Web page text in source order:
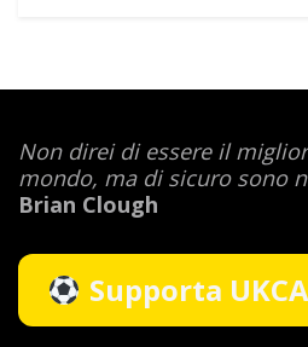
Non direi di essere il
mondo, ma di sicuro sono
Brian Clough
Supporta